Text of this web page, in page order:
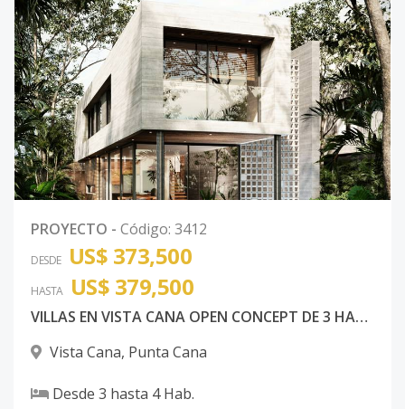
PROYECTO - Código: 3412
DESDE US$ 373,500
HASTA US$ 379,500
VILLAS EN VISTA CANA OPEN CONCEPT DE 3 HABITACIONES
Vista Cana, Punta Cana
Desde 3 hasta 4Hab.